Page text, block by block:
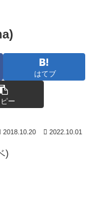
はてブ
ー
2018.10.20 2022.10.01
)